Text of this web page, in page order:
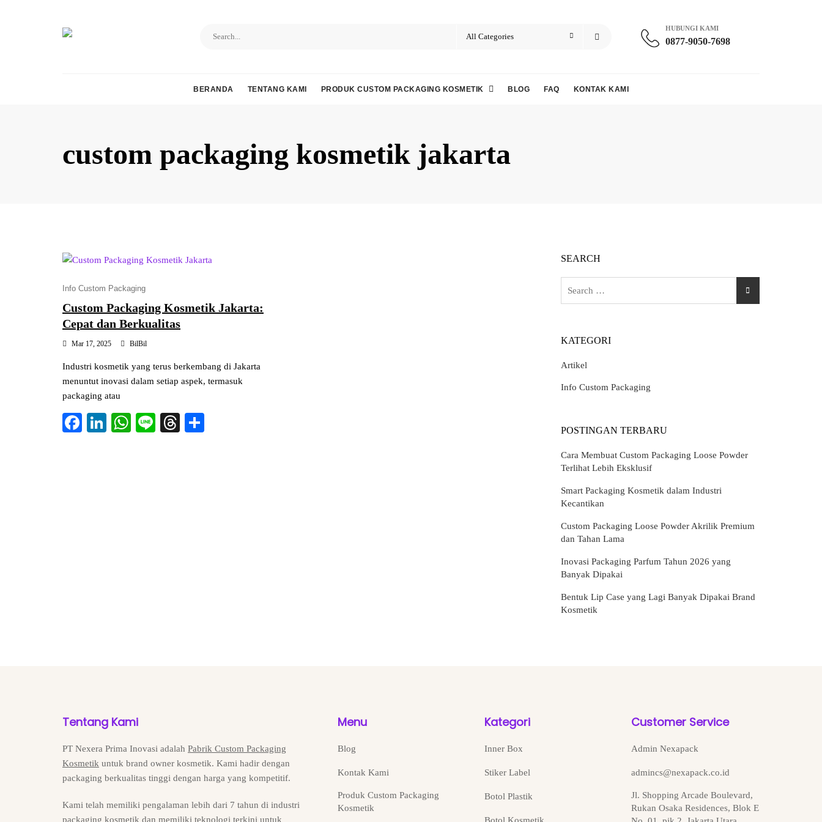
HUBUNGI KAMI
0877-9050-7698
BERANDA TENTANG KAMI PRODUK CUSTOM PACKAGING KOSMETIK BLOG FAQ KONTAK KAMI
custom packaging kosmetik jakarta
Info Custom Packaging
Custom Packaging Kosmetik Jakarta:
Cepat dan Berkualitas
Mar 17, 2025 BilBil
Industri kosmetik yang terus berkembang di Jakarta
menuntut inovasi dalam setiap aspek, termasuk
packaging atau
Fa Li
W
Li
T
SEARCH
KATEGORI
Artikel
Info Custom Packaging
POSTINGAN TERBARU
Cara Membuat Custom Packaging Loose Powder
Terlihat Lebih Eksklusif
Smart Packaging Kosmetik dalam Industri
Kecantikan
Custom Packaging Loose Powder Akrilik Premium
dan Tahan Lama
Inovasi Packaging Parfum Tahun 2026 yang
Banyak Dipakai
Bentuk Lip Case yang Lagi Banyak Dipakai Brand
Kosmetik
Tentang Kami
PT Nexera Prima Inovasi adalah Pabrik Custom Packaging
Kosmetik untuk brand owner kosmetik. Kami hadir dengan
packaging berkualitas tinggi dengan harga yang kompetitif.
Kami telah memiliki pengalaman lebih dari 7 tahun di industri
packaging kosmetik dan memiliki teknologi terkini untuk
Menu
Blog
Kontak Kami
Produk Custom Packaging
Kosmetik
Kategori
Inner Box
Stiker Label
Botol Plastik
Customer Service
Admin Nexapack
admincs@nexapack.co.id
Jl. Shopping Arcade Boulevard,
Rukan Osaka Residences, Blok E